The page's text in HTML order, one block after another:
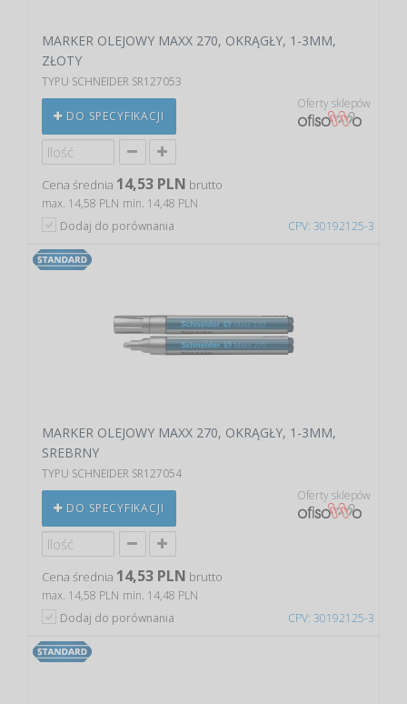
CPV: 30192125-3
MARKER OLEJOWY MAXX 270, OKRĄGŁY, 1-3MM,
ZŁOTY
TYPU SCHNEIDER SR127053
DO SPECYFIKACJI
Oferty sklepów
Cena średnia 14,53 PLN brutto
max. 14,58 PLN min. 14,48 PLN
Dodaj do porównania
CPV: 30192125-3
MARKER OLEJOWY MAXX 270, OKRĄGŁY, 1-3MM,
SREBRNY
TYPU SCHNEIDER SR127054
DO SPECYFIKACJI
Oferty sklepów
Cena średnia 14,53 PLN brutto
max. 14,58 PLN min. 14,48 PLN
Dodaj do porównania